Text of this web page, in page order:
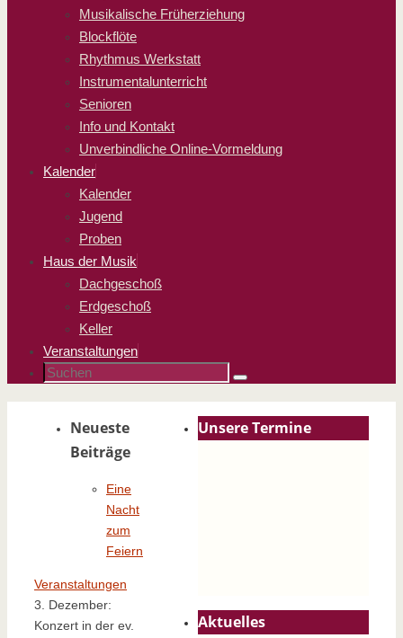
Musikalische Früherziehung
Blockflöte
Rhythmus Werkstatt
Instrumentalunterricht
Senioren
Info und Kontakt
Unverbindliche Online-Vormeldung
Kalender
Kalender
Jugend
Proben
Haus der Musik
Dachgeschoß
Erdgeschoß
Keller
Veranstaltungen
Suchen
Suchen
Neueste
Beiträge
Eine
Nacht
zum
Feiern
Start
Veranstaltungen
3. Dezember:
Konzert in der ev.
Unsere Termine
Aktuelles